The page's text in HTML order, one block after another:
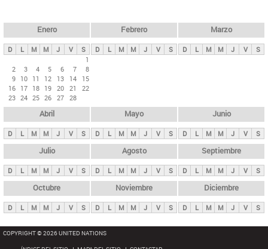
ds
p
n
i
p
a
l
s
Enero
D L M M J V
S
1
2
3 4 5 6 7
8
9 10 11 12 13 14
15
16 17 18 19 20 21
22
23 24 25 26 27 28
Febrero
D L M M J V S
Marzo
D L M M J V S
Abril
D L M M J V S
Mayo
D L M M J V S
Junio
D L M M J V S
Julio
D L M M J V S
Agosto
D L M M J V S
Septiembre
D L M M J V S
Octubre
D L M M J V S
Noviembre
D L M M J V S
Diciembre
D L M M J V S
COPYRIGHT © 2026 UNITED NATIONS